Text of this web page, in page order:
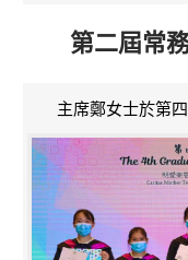
第二屆常
主席鄭女士於第